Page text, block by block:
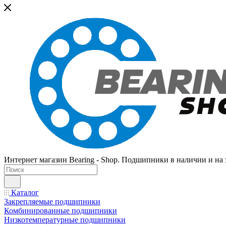
Интернет магазин Bearing - Shop. Подшипники в наличии и на
Каталог
Закрепляемые подшипники
Комбинированные подшипники
Низкотемпературные подшипники